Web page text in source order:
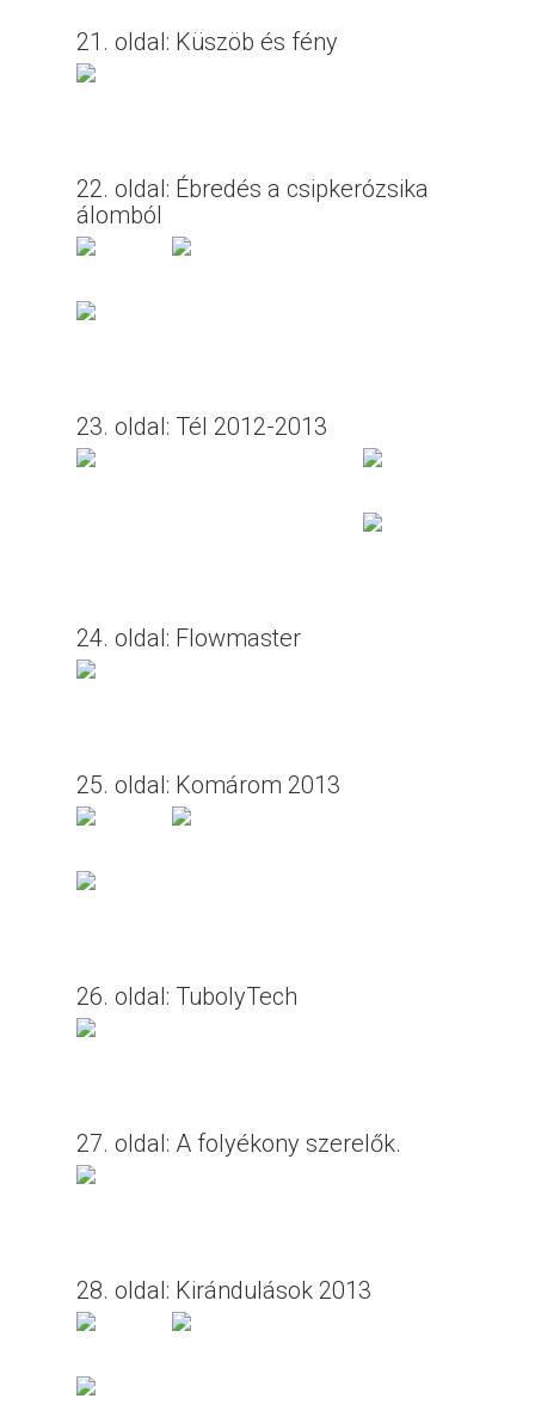
21. oldal: Küszöb és fény
22. oldal: Ébredés a csipkerózsika
álomból
23. oldal: Tél 2012-2013
24. oldal: Flowmaster
25. oldal: Komárom 2013
26. oldal: TubolyTech
27. oldal: A folyékony szerelők.
28. oldal: Kirándulások 2013